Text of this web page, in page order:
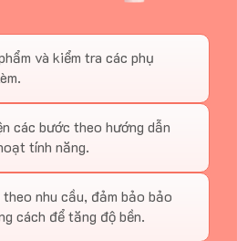
các bước theo hướng dẫn
tính năng.
nhu cầu, đảm bảo bảo
cách để tăng độ bền.
và kiểm tra các phụ